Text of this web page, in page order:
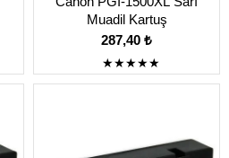
Muadil Kartuş
★★★★★
287,40 ₺